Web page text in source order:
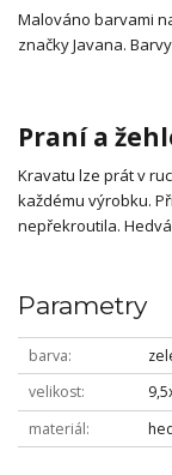
Malováno barvami
značky Javana.
Praní a
Kravatu lze prát v
každému výrobku.
nepřekroutila.
Parametry
barva
velikost
materiál